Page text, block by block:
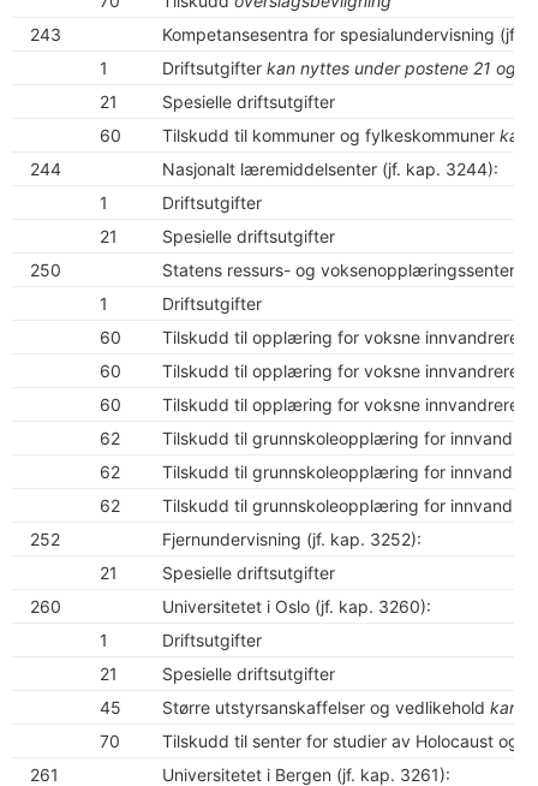
243
Kompetansesentra for spesialundervisning (jf.
1
Driftsutgifter kan nyttes under postene 21 og
21
Spesielle driftsutgifter
60
Tilskudd til kommuner og fylkeskommuner kan
244
Nasjonalt læremiddelsenter (jf. kap. 3244):
1
Driftsutgifter
21
Spesielle driftsutgifter
250
Statens ressurs- og voksenopplæringssenter
1
Driftsutgifter
60
Tilskudd til opplæring for voksne innvandrere
60
Tilskudd til opplæring for voksne innvandrere
60
Tilskudd til opplæring for voksne innvandrere
62
Tilskudd til grunnskoleopplæring for
62
Tilskudd til grunnskoleopplæring for
62
Tilskudd til grunnskoleopplæring for
252
Fjernundervisning (jf. kap. 3252):
21
Spesielle driftsutgifter
260
Universitetet i Oslo (jf. kap. 3260):
1
Driftsutgifter
21
Spesielle driftsutgifter
45
Større utstyrsanskaffelser og vedlikehold kan
70
Tilskudd til senter for studier av Holocaust og
261
Universitetet i Bergen (jf. kap. 3261):